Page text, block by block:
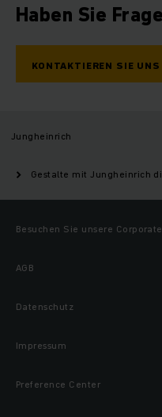
Haben Sie
KONTAKTIEREN SIE UNS
Jungheinrich
Gestalte mit Jungheinrich
Besuchen Sie unsere
AGB
Datenschutz
Impressum
Preference Center